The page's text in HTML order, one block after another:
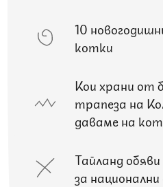
10
котки
Кои храни от
трапеза на
даваме на
Тайланд
за